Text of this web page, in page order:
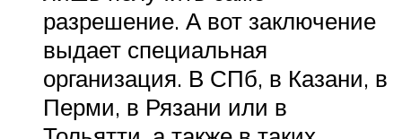
разрешение. А вот заключение
выдает специальная
организация. В СПб, в Казани, в
Перми, в Рязани или в